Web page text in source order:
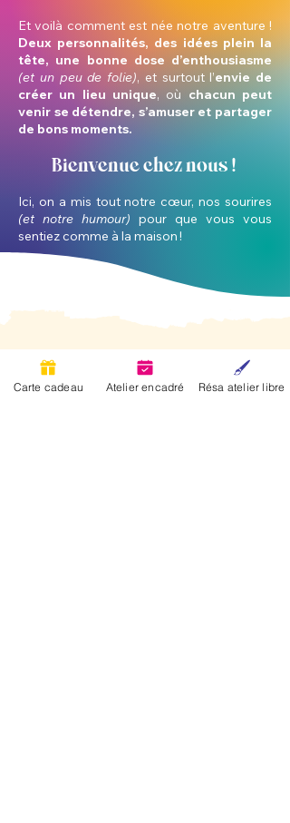
Et voilà comment est née notre aventure !
Deux personnalités, des idées plein la
tête, une bonne dose d’enthousiasme
(et un peu de folie), et surtout l’envie de
créer un lieu unique, où chacun peut
venir se détendre, s’amuser et partager
de bons moments.
Bienvenue chez nous !
Ici, on a mis tout notre cœur, nos sourires
(et notre humour) pour que vous vous
sentiez comme à la maison !
Carte cadeau Atelier encadré Résa atelier libre